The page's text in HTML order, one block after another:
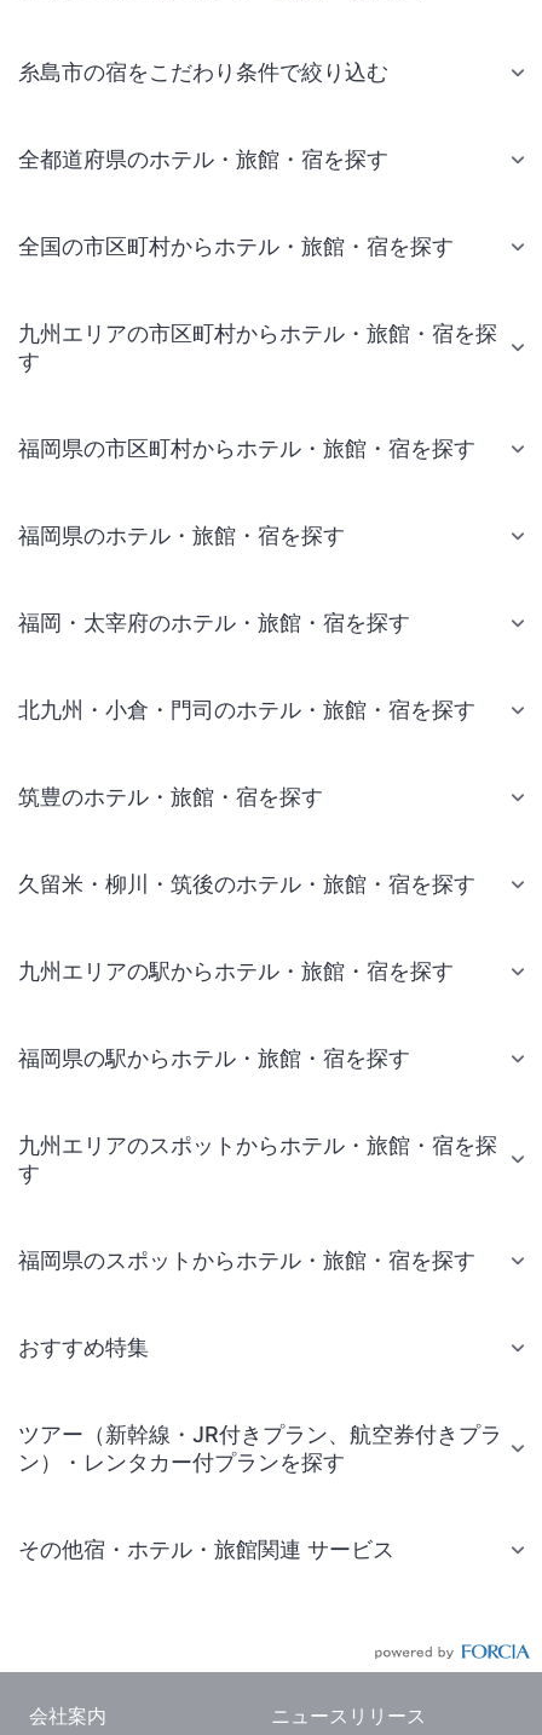
糸島市の宿をこだわり条件で絞り込む
全都道府県のホテル・旅館・宿を探す
全国の市区町村からホテル・旅館・宿を探す
九州エリアの市区町村からホテル・旅館・宿を探
す
福岡県の市区町村からホテル・旅館・宿を探す
福岡県のホテル・旅館・宿を探す
福岡・太宰府のホテル・旅館・宿を探す
北九州・小倉・門司のホテル・旅館・宿を探す
筑豊のホテル・旅館・宿を探す
久留米・柳川・筑後のホテル・旅館・宿を探す
九州エリアの駅からホテル・旅館・宿を探す
福岡県の駅からホテル・旅館・宿を探す
九州エリアのスポットからホテル・旅館・宿を探
す
福岡県のスポットからホテル・旅館・宿を探す
おすすめ特集
ツアー（新幹線・JR付きプラン、航空券付きプラ
ン）・レンタカー付プランを探す
その他宿・ホテル・旅館関連 サービス
会社案内 ニュースリリース